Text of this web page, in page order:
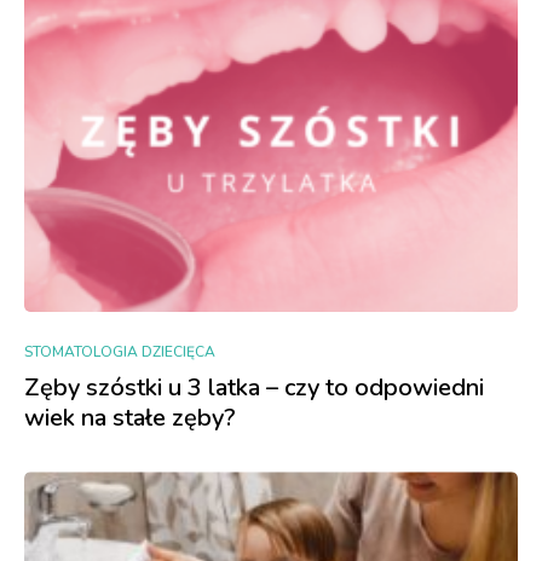
STOMATOLOGIA DZIECIĘCA
Zęby szóstki u 3 latka – czy to odpowiedni
wiek na stałe zęby?